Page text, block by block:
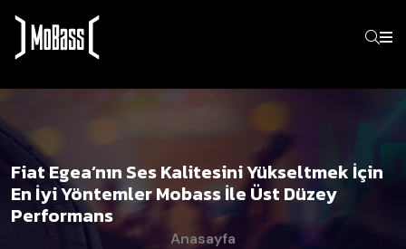
Fiat Egea’nın Ses Kalitesini Yükseltmek İçin
En İyi Yöntemler Mobass İle Üst Düzey
Performans
Anasayfa